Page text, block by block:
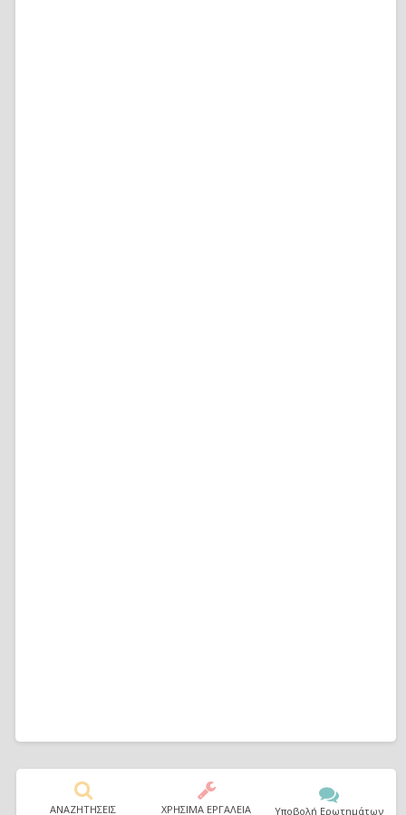
ΑΝΑΖΗΤΗΣΕΙΣ ΧΡΗΣΙΜΑ ΕΡΓΑΛΕΙΑ Υποβολή Ερωτημάτων